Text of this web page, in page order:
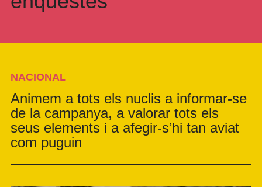
NACIONAL
Animem a tots els nuclis a informar-se
de la campanya, a valorar tots els
seus elements i a afegir-s’hi tan aviat
com puguin